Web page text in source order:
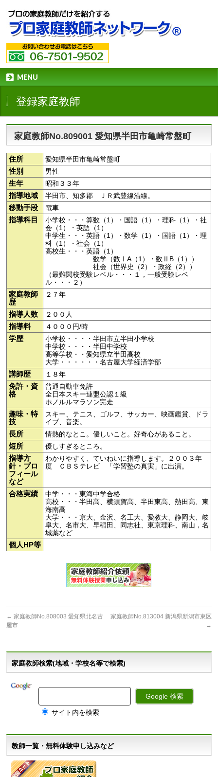
MENU
登録家庭教師
家庭教師No.809001 愛知県半田市亀崎常盤町
住所 愛知県半田市亀崎常盤町
性別 男性
生年 昭和３３年
指導地域 半田市、知多郡 ＪＲ武豊線沿線。
移動手段 電車
指導科目
小学校・・・算数（1）・国語（1）・理科（1）・社
会（1）・英語（1）
中学生・・・英語（1）・数学（1）・国語（1）・理
科（1）・社会（1）
高校生・・・英語（1）
数学（数ⅠA（1）・数ⅡB（1））
社会（世界史（2）・政経（2））
（最難関校受験レベル・・・１，一般受験レベ
ル・・・２）
家庭教師
歴
２７年
指導人数 ２００人
指導料 ４０００円/時
学歴
小学校・・・・半田市立半田小学校
中学校・・・・半田中学校
高等学校・・愛知県立半田高校
大学・・・・・・名古屋大学経済学部
講師歴 １８年
免許・資
格
普通自動車免許
全日本スキー連盟公認１級
ホノルルマラソン完走
趣味・特
技
スキー、テニス、ゴルフ、サッカー、映画鑑賞、ドラ
イブ、音楽。
長所 情熱的なとこ。優しいこと。好奇心があること。
短所 優しすぎるところ。
指導方
針・プロ
フィール
など
わかりやすく、ていねいに指導します。２００３年
度 ＣＢＳテレビ 「学習塾の真実」に出演。
合格実績
中学・・・東海中学合格
高校・・・半田高、横須賀高、半田東高、熱田高、東
海南高
大学・・・京大、金沢、名工大、愛教大、静岡大、岐
阜大、名市大、早稲田、同志社、東京理科、南山，名
城薬など
個人HP等
← 家庭教師No.808003 愛知県北名古
屋市
家庭教師No.813004 新潟県新潟市東区
→
家庭教師検索(地域・学校名等で検索)
サイト内を検索
教師一覧・無料体験申し込みなど